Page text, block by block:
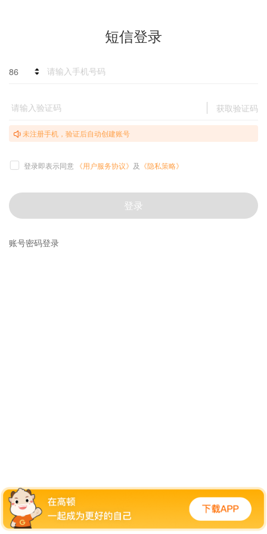
短信登录
86
获取验证码
未注册手机，验证后自动创建账号
登录即表示同意 《用户服务协议》 及 《隐私策略》
登录
账号密码登录